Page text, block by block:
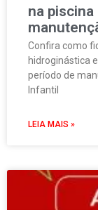
na
Confira como
hidroginástica
período de
Infantil
LEIA MAIS »